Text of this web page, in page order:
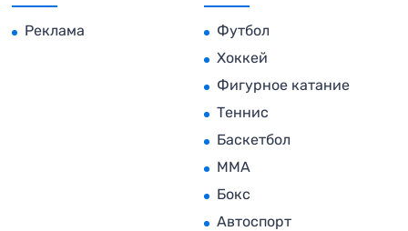
Реклама
Футбол
Хоккей
Фигурное катание
Теннис
Баскетбол
MMA
Бокс
Автоспорт